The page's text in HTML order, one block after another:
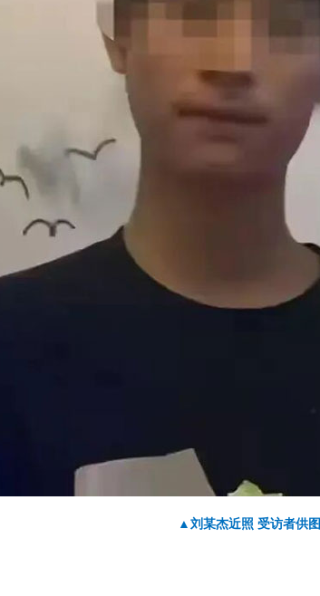
▲刘某杰近照 受访者供图